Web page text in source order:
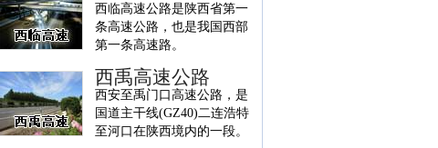
西临高速公路是陕西省第一
条高速公路，也是我国西部
第一条高速路。
西禹高速公路
西安至禹门口高速公路，是
国道主干线(GZ40)二连浩特
至河口在陕西境内的一段。